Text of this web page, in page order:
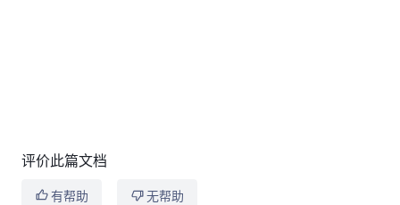
评价此篇文档
有帮助 无帮助